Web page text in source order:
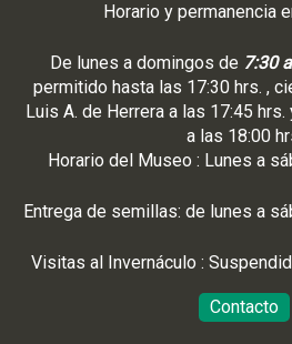
Horario y permanencia
De lunes a domingos de 7:30
permitido hasta las 17:30 hrs. ,
Luis A. de Herrera a las 17:45
a las 18:00
Horario del Museo : Lunes a
Entrega de semillas: de lunes a
Visitas al Invernáculo :
Contacto